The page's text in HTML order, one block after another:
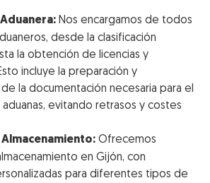
Nos encargamos de todos
desde la clasificación
la obtención de licencias y
incluye la preparación y
la documentación necesaria para el
evitando retrasos y costes
Ofrecemos
en Gijón, con
para diferentes tipos de